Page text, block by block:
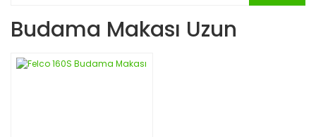
Budama Makası Uzun